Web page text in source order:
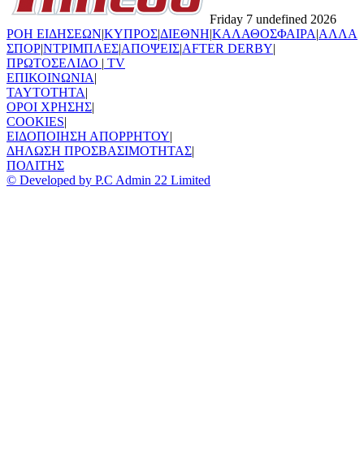
Friday 7 undefined 2026
ΡΟΗ ΕΙΔΗΣΕΩΝ|ΚΥΠΡΟΣ|ΔΙΕΘΝΗ|ΚΑΛΑΘΟΣΦΑΙΡΑ|ΑΛΛΑ
ΣΠΟΡ|ΝΤΡΙΜΠΛΕΣ|ΑΠΟΨΕΙΣ|AFTER DERBY|
ΠΡΩΤΟΣΕΛΙΔΟ | TV
ΕΠΙΚΟΙΝΩΝΙΑ|
TAYTOTHTA|
ΟΡΟΙ ΧΡΗΣΗΣ|
COOKIES|
ΕΙΔΟΠΟΙΗΣΗ ΑΠΟΡΡΗΤΟΥ|
ΔΗΛΩΣΗ ΠΡΟΣΒΑΣΙΜΟΤΗΤΑΣ|
ΠΟΛΙΤΗΣ
© Developed by P.C Admin 22 Limited